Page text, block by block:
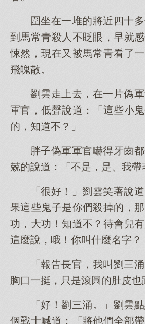
圍坐在一堆的將近四十
到馬常青殺人不眨眼，早就
悚然，現在又被馬常青看了
飛魄散。
劉雲走上去，在一片偽
軍官，低聲說道：「這些小
的，知道不？」
胖子偽軍軍官嚇得牙齒
兢的說道：「不是，是、我
「很好！」劉雲笑著說
果這些鬼子是你們殺掉的，
功，大功！知道不？待會兒
這麼說，哦！你叫什麼名字？
「報告長官，我叫劉三
胸口一挺，只是滾圓的肚皮也
「好！劉三涌。」劉雲
個戰士喊道：「將他們全部